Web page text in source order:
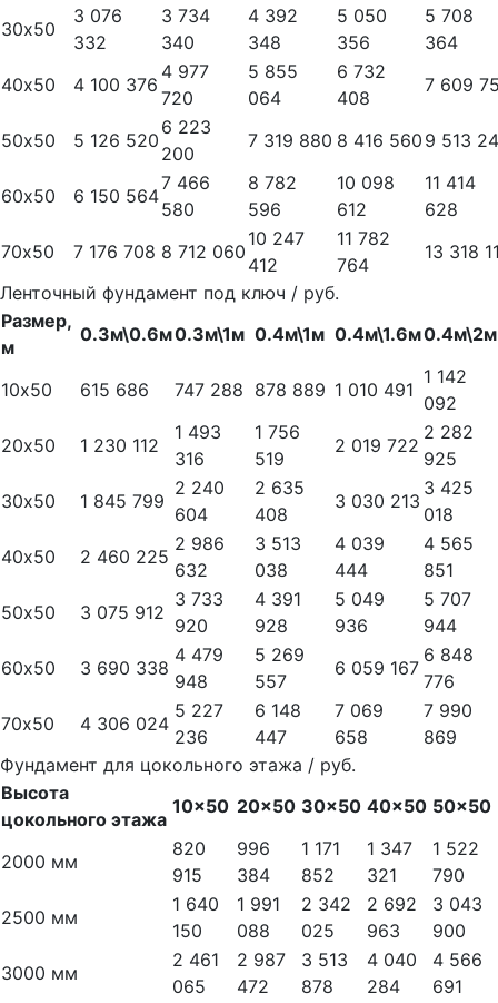
30х50
3 076
332
3 734
340
4 392
348
5 050
356
5 708
364
40х50
4 100 376
4 977
720
5 855
064
6 732
408
7 609
50х50 5 126 520
6 223
200
7 319 880 8 416 560 9 513
60х50 6 150 564
7 466
580
8 782
596
10 098
612
11 414
628
70х50
7 176 708 8 712 060
10 247
412
11 782
764
13 318
Ленточный фундамент под ключ / руб.
Размер,
м
0.3м\0.6м0.3м\1м 0.4м\1м 0.4м\1.6м0.4м\2м
10х50 615 686 747 288 878 889 1 010 491
1 142
092
20х50
1 230 112
1 493
316
1 756
519
2 019 722
2 282
925
30х50
1 845 799
2 240
604
2 635
408
3 030 213
3 425
018
40х50
2 460 225
2 986
632
3 513
038
4 039
444
4 565
851
50х50
3 075 912
3 733
920
4 391
928
5 049
936
5 707
944
60х50
3 690 338
4 479
948
5 269
557
6 059 167
6 848
776
70х50
4 306 024
5 227
236
6 148
447
7 069
658
7 990
869
Фундамент для цокольного этажа / руб.
Высота
цокольного этажа
10x50 20x50 30x50 40x50 50x50
2000 мм
820
915
996
384
1 171
852
1 347
321
1 522
790
2500 мм
1 640
150
1 991
088
2 342
025
2 692
963
3 043
900
3000 мм
2 461
065
2 987
472
3 513
878
4 040
284
4 566
691